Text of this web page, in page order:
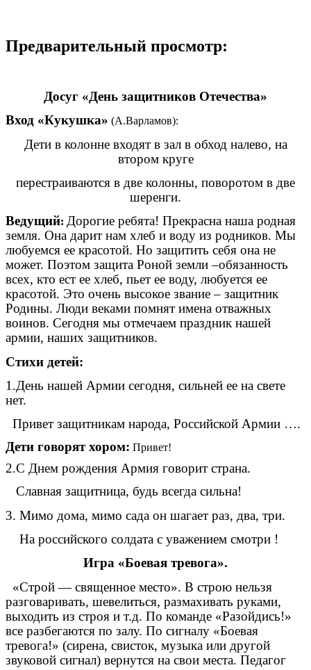
Предварительный просмотр:
Досуг «День защитников Отечества»
Вход «Кукушка» (А.Варламов):
Дети в колонне входят в зал в обход налево, на
втором круге
перестраиваются в две колонны, поворотом в две
шеренги.
Ведущий: Дорогие ребята! Прекрасна наша родная
земля. Она дарит нам хлеб и воду из родников. Мы
любуемся ее красотой. Но защитить себя она не
может. Поэтом защита Роной земли –обязанность
всех, кто ест ее хлеб, пьет ее воду, любуется ее
красотой. Это очень высокое звание – защитник
Родины. Люди веками помнят имена отважных
воинов. Сегодня мы отмечаем праздник нашей
армии, наших защитников.
Стихи детей:
1.День нашей Армии сегодня, сильней ее на свете
нет.
Привет защитникам народа, Российской Армии ….
Дети говорят хором: Привет!
2.С Днем рождения Армия говорит страна.
Славная защитница, будь всегда сильна!
3. Мимо дома, мимо сада он шагает раз, два, три.
На российского солдата с уважением смотри !
Игра «Боевая тревога».
«Строй — священное место». В строю нельзя
разговаривать, шевелиться, размахивать руками,
выходить из строя и т.д. По команде «Разойдись!»
все разбегаются по залу. По сигналу «Боевая
тревога!» (сирена, свисток, музыка или другой
звуковой сигнал) вернутся на свои места. Педагог